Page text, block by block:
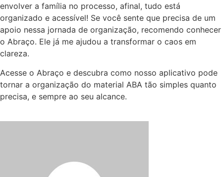
envolver a família no processo, afinal, tudo está
organizado e acessível! Se você sente que precisa de um
apoio nessa jornada de organização, recomendo conhecer
o Abraço. Ele já me ajudou a transformar o caos em
clareza.
Acesse o Abraço e descubra como nosso aplicativo pode
tornar a organização do material ABA tão simples quanto
precisa, e sempre ao seu alcance.